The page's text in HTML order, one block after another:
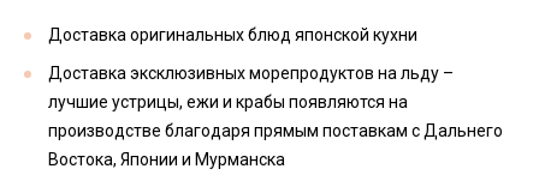
Доставка оригинальных блюд японской кухни
Доставка эксклюзивных морепродуктов на льду –
лучшие устрицы, ежи и крабы появляются на
производстве благодаря прямым поставкам с Дальнего
Востока, Японии и Мурманска